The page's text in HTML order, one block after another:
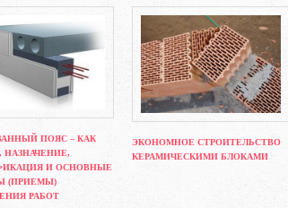
ПОЯС – КАК
НАЗНАЧЕНИЕ,
И ОСНОВНЫЕ
(ПРИЕМЫ)
РАБОТ
ЭКОНОМНОЕ СТРОИТЕЛЬСТВО
КЕРАМИЧЕСКИМИ БЛОКАМИ